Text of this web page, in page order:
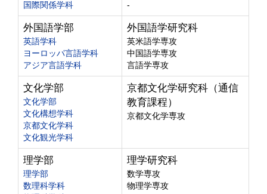
国際関係学科 -
外国語学部
英語学科
ヨーロッパ言語学科
アジア言語学科
外国語学研究科
英米語学専攻
中国語学専攻
言語学専攻
文化学部
文化学部
文化構想学科
京都文化学科
文化観光学科
京都文化学研究科（通信
教育課程）
京都文化学専攻
理学部
理学部
数理科学科
理学研究科
数学専攻
物理学専攻